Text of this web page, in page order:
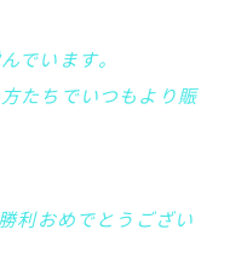
でいます。
たちでいつもより賑
利おめでとうござい